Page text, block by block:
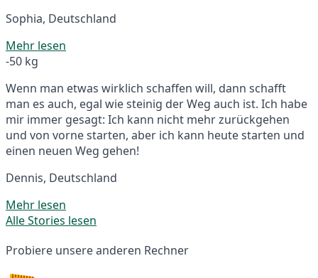
Sophia, Deutschland
Mehr lesen
-50 kg
Wenn man etwas wirklich schaffen will, dann schafft
man es auch, egal wie steinig der Weg auch ist. Ich habe
mir immer gesagt: Ich kann nicht mehr zurückgehen
und von vorne starten, aber ich kann heute starten und
einen neuen Weg gehen!
Dennis, Deutschland
Mehr lesen
Alle Stories lesen
Probiere unsere anderen Rechner